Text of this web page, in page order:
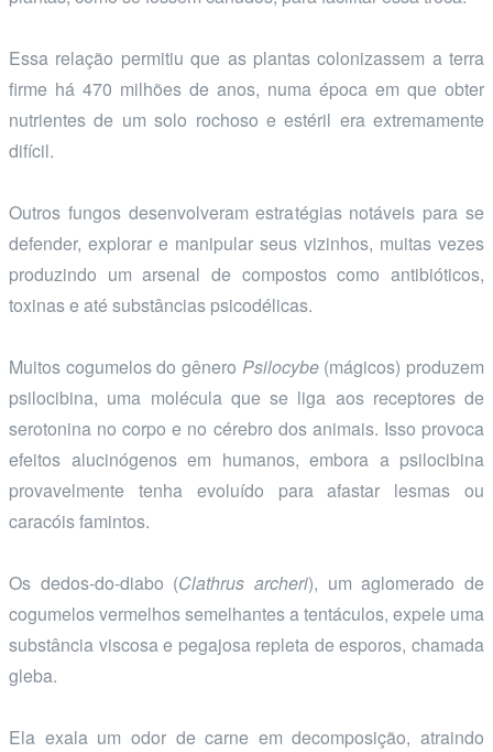
Essa relação permitiu que as plantas colonizassem a terra
firme há 470 milhões de anos, numa época em que obter
nutrientes de um solo rochoso e estéril era extremamente
difícil.
Outros fungos desenvolveram estratégias notáveis para se
defender, explorar e manipular seus vizinhos, muitas vezes
produzindo um arsenal de compostos como antibióticos,
toxinas e até substâncias psicodélicas.
Muitos cogumelos do gênero Psilocybe(mágicos) produzem
psilocibina, uma molécula que se liga aos receptores de
serotonina no corpo e no cérebro dos animais. Isso provoca
efeitos alucinógenos em humanos, embora a psilocibina
provavelmente tenha evoluído para afastar lesmas ou
caracóis famintos.
Os dedos-do-diabo (Clathrus archeri), um aglomerado de
cogumelos vermelhos semelhantes a tentáculos, expele uma
substância viscosa e pegajosa repleta de esporos, chamada
gleba.
Ela exala um odor de carne em decomposição, atraindo